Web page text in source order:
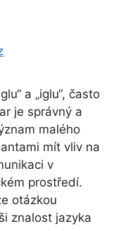
a „iglu“, často
je správný a
malého
mít vliv na
v
prostředí.
otázkou
znalost jazyka